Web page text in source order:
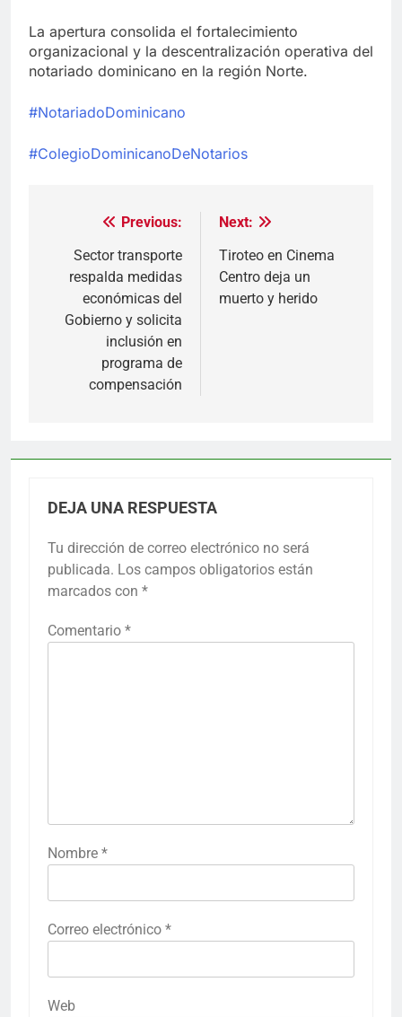
La apertura consolida el fortalecimiento
organizacional y la descentralización operativa del
notariado dominicano en la región Norte.
#NotariadoDominicano
#ColegioDominicanoDeNotarios
Navegación
entradas
Previous:
Sector transporte
respalda medidas
económicas del
Gobierno y solicita
inclusión en
programa de
compensación
Next:
Tiroteo en Cinema
Centro deja un
muerto y herido
DEJA UNA RESPUESTA
Tu dirección de correo electrónico no será
publicada. Los campos obligatorios están
marcados con *
Comentario *
Nombre *
Correo electrónico *
Web